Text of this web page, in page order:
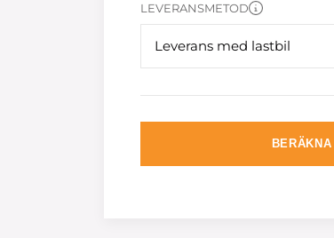
LEVERANSMETOD
Leverans med lastbil
BERÄKNA